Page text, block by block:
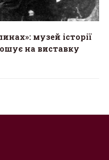
музей історії
на виставку